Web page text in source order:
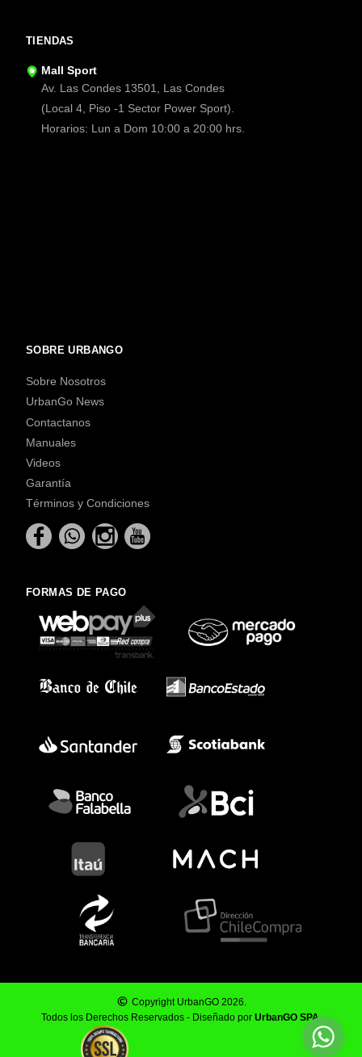
TIENDAS
Mall Sport
Av. Las Condes 13501, Las Condes
(Local 4, Piso -1 Sector Power Sport).
Horarios: Lun a Dom 10:00 a 20:00 hrs.
SOBRE URBANGO
Sobre Nosotros
UrbanGo News
Contactanos
Manuales
Videos
Garantía
Términos y Condiciones
FORMAS DE PAGO
Copyright UrbanGO 2026.
Todos los Derechos Reservados - Diseñado por UrbanGO SPA.